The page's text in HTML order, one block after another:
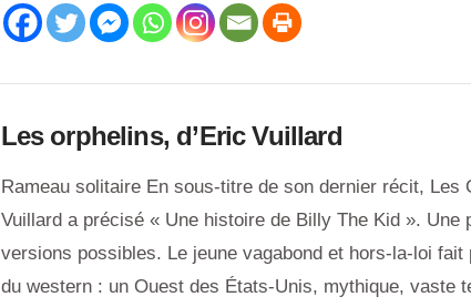
Les orphelins, d’Eric Vuillard
Rameau solitaire En sous-titre de son dernier récit, Les
Vuillard a précisé « Une histoire de Billy The Kid ». Une
versions possibles. Le jeune vagabond et hors-la-loi fait
du western : un Ouest des États-Unis, mythique, vaste